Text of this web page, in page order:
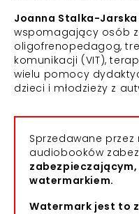
Joanna Stalka-Jarska
wspomagający osób
oligofrenopedagog,
komunikacji (VIT),
wielu pomocy
dzieci i młodzieży z
Sprzedawane
audiobooków
watermarkiem.
Watermark jest to